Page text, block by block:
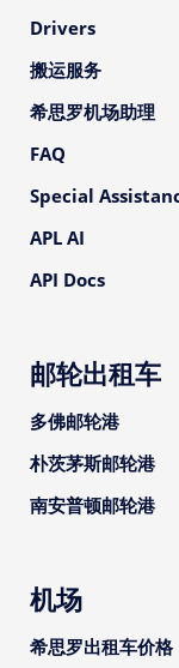
Drivers
搬运服务
希思罗机场助理
FAQ
Special
APL AI
API Docs
邮轮出租车
多佛邮轮港
朴茨茅斯邮轮港
南安普顿邮轮港
机场
希思罗出租车价格